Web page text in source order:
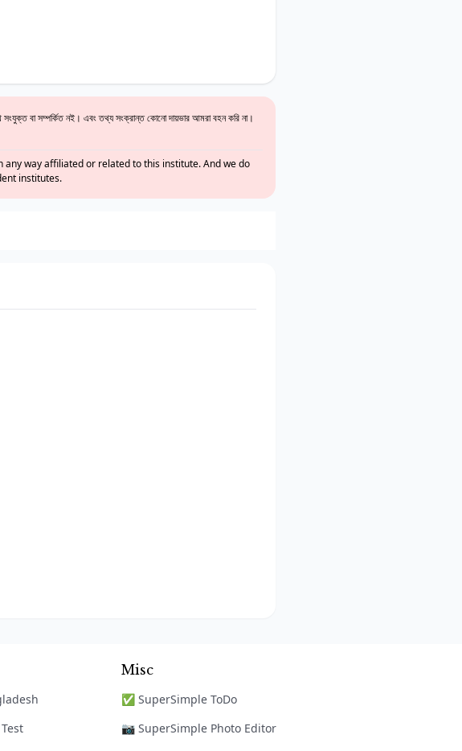
বা সম্পর্কিত নই। এবং তথ্য সংক্রান্ত কোনো দায়ভার আমরা বহন করি না।
way affiliated or related to this institute. And we do
institutes.
Misc
✅ SuperSimple ToDo
📷 SuperSimple Photo Editor